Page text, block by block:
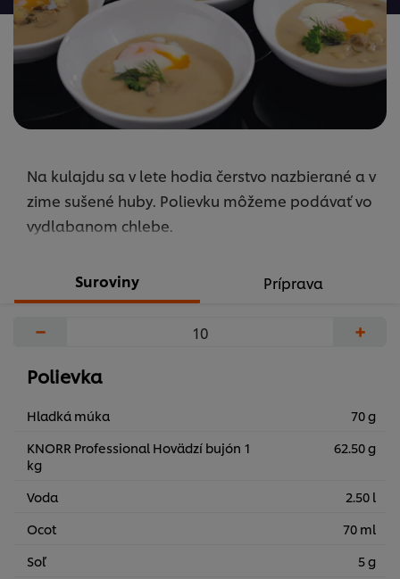
5.0
z
1
hodnotení.
Na kulajdu sa v lete hodia čerstvo nazbierané a v
zime sušené huby. Polievku môžeme podávať vo
vydlabanom chlebe.
Suroviny Príprava
− +
Polievka
Hladká múka
70 g
KNORR Professional Hovädzí bujón 1
kg
62.50 g
Voda
2.50 l
Ocot
70 ml
Soľ
5 g